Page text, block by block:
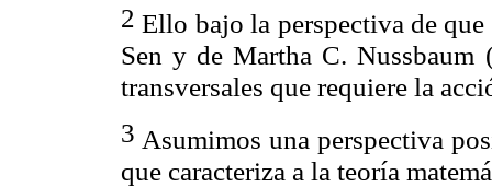
2 Ello bajo la perspectiva de
Sen y de Martha C.Nussbaum
transversales que requiere la
3 Asumimos una perspectiva
que caracteriza a la teoría